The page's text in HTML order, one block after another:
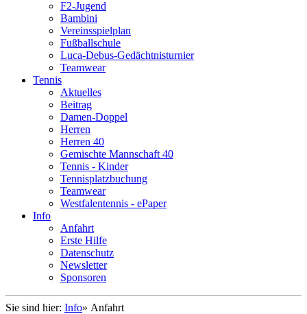
F2-Jugend
Bambini
Vereinsspielplan
Fußballschule
Luca-Debus-Gedächtnisturnier
Teamwear
Tennis
Aktuelles
Beitrag
Damen-Doppel
Herren
Herren 40
Gemischte Mannschaft 40
Tennis - Kinder
Tennisplatzbuchung
Teamwear
Westfalentennis - ePaper
Info
Anfahrt
Erste Hilfe
Datenschutz
Newsletter
Sponsoren
Sie sind hier: Info» Anfahrt